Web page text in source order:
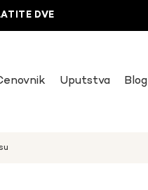
DVE
Uputstva Blog